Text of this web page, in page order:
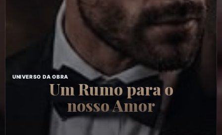
UNIVERSO DA OBRA
Um Rumo para o
nosso Amor